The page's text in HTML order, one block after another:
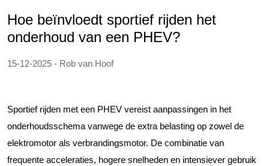
Hoe beïnvloedt sportief rijden het
onderhoud van een PHEV?
15-12-2025 - Rob van Hoof
Sportief rijden met een PHEV vereist aanpassingen in het
onderhoudsschema vanwege de extra belasting op zowel de
elektromotor als verbrandingsmotor. De combinatie van
frequente acceleraties, hogere snelheden en intensiever gebruik